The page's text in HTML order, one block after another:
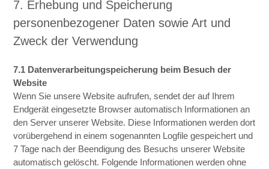
7. Erhebung und Speicherung
personenbezogener Daten sowie Art und
Zweck der Verwendung
7.1 Datenverarbeitungspeicherung beim Besuch der
Website
Wenn Sie unsere Website aufrufen, sendet der auf Ihrem
Endgerät eingesetzte Browser automatisch Informationen an
den Server unserer Website. Diese Informationen werden dort
vorübergehend in einem sogenannten Logfile gespeichert und
7 Tage nach der Beendigung des Besuchs unserer Website
automatisch gelöscht. Folgende Informationen werden ohne